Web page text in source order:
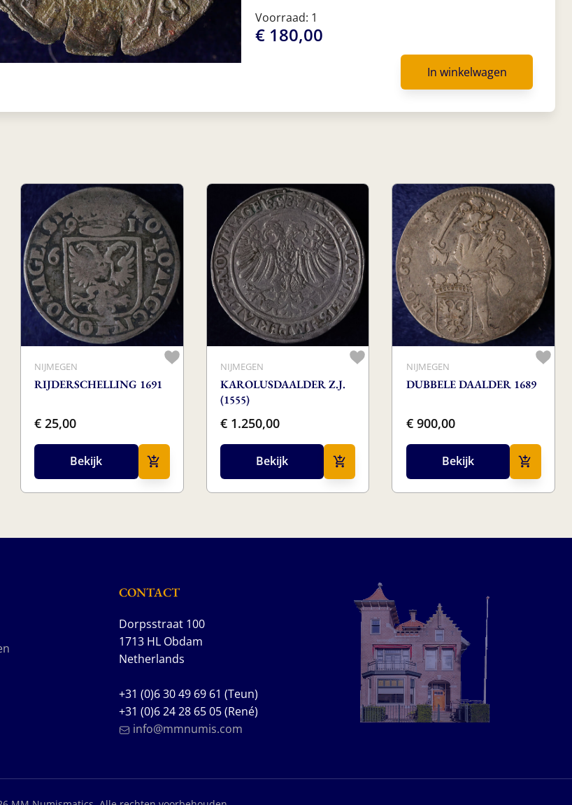
Voorraad: 1
€ 180,00
In winkelwagen
NIJMEGEN
RIJDERSCHELLING 1691
€ 25,00
Bekijk
NIJMEGEN
KAROLUSDAALDER Z.J.
(1555)
€ 1.250,00
Bekijk
NIJMEGEN
DUBBELE DAALDER 1689
€ 900,00
Bekijk
CONTACT
Dorpsstraat 100
1713 HL Obdam
Netherlands
+31 (0)6 30 49 69 61 (Teun)
+31 (0)6 24 28 65 05 (René)
info@mmnumis.com